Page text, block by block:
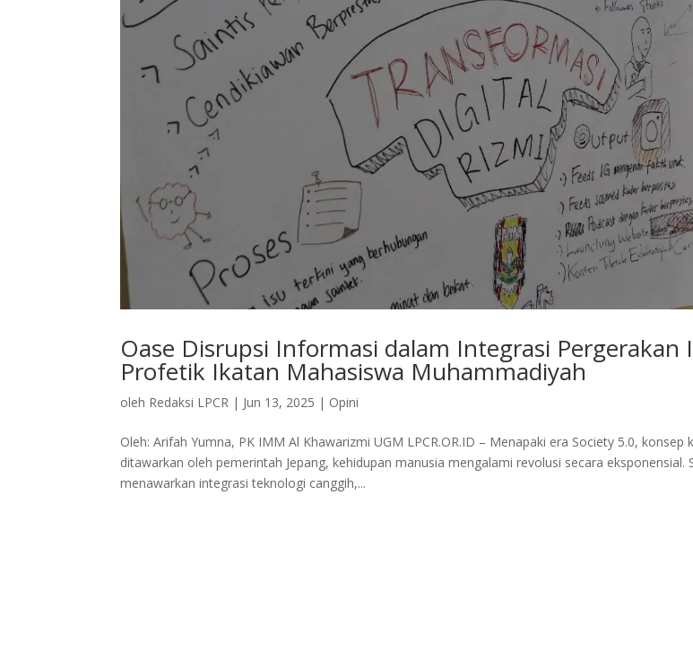
Oase Disrupsi Informasi dalam Integrasi Pergerakan
Profetik Ikatan Mahasiswa Muhammadiyah
oleh Redaksi LPCR | Jun 13, 2025 | Opini
Oleh: Arifah Yumna, PK IMM Al Khawarizmi UGM LPCR.OR.ID – Menapaki era Society 5.0, konsep
ditawarkan oleh pemerintah Jepang, kehidupan manusia mengalami revolusi secara eksponensial.
menawarkan integrasi teknologi canggih,...